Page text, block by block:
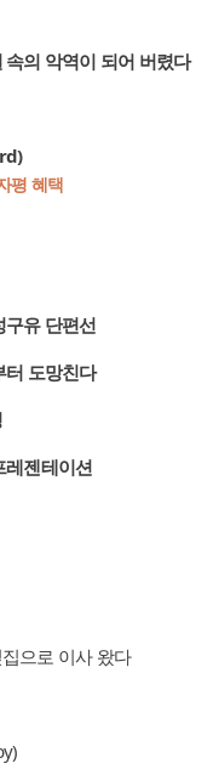
의 악역이 되어 버렸다
평 혜택
구유 단편선
터 도망친다
레젠테이션
으로 이사 왔다